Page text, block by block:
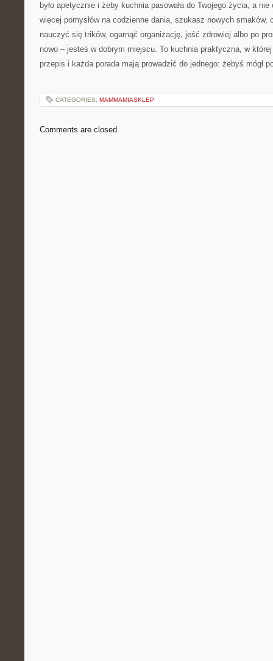
było apetycznie i żeby kuchnia pasowała do Twojego życia, a
więcej pomysłów na codzienne dania, szukasz nowych
nauczyć się trików, ogarnąć organizację, jeść zdrowiej albo po
nowo – jesteś w dobrym miejscu. To kuchnia praktyczna, w
przepis i każda porada mają prowadzić do jednego: żebyś mógł
CATEGORIES: MAMMAMIASKLEP
Comments are closed.